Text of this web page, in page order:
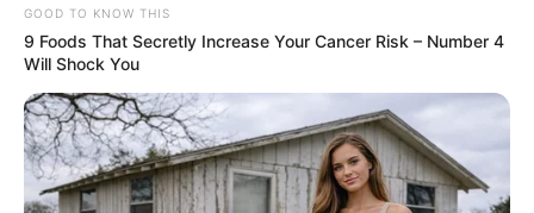
GOOD TO KNOW THIS
9 Foods That Secretly Increase Your Cancer Risk – Number 4
Will Shock You